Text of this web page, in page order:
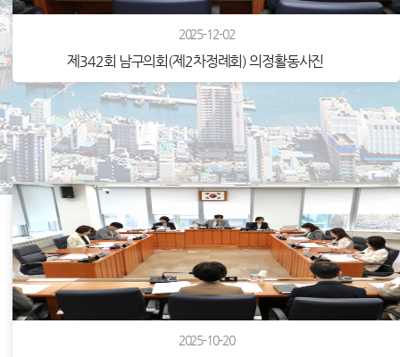
2025-12-02
제342회 남구의회(제2차정례회) 의정활동사진
2025-10-20